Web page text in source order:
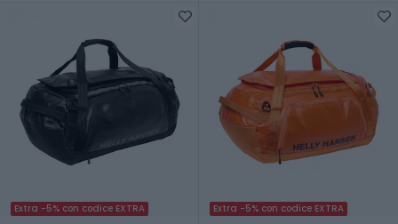
Extra -5% con codice EXTRA Extra -5% con codice EXTRA